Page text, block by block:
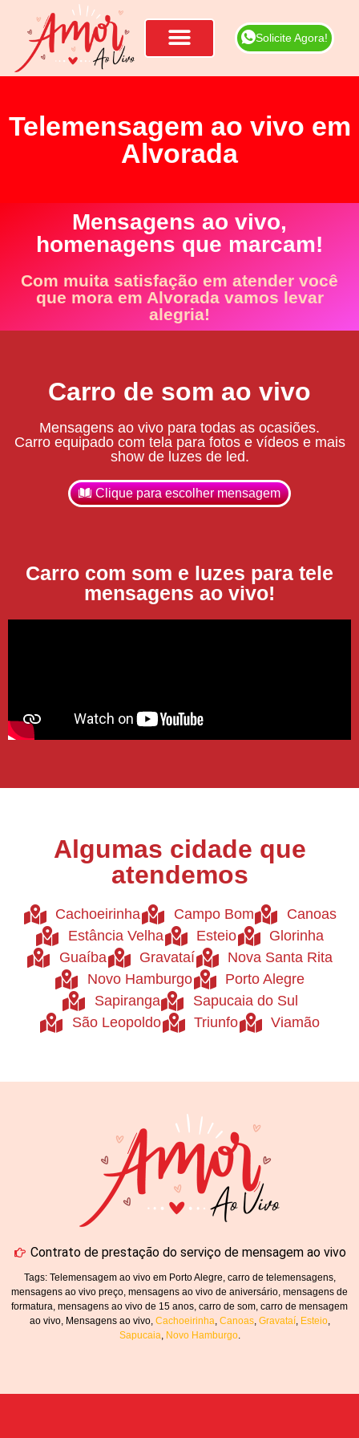
Solicite Agora!
Telemensagem ao vivo em
Alvorada
Mensagens ao vivo,
homenagens que marcam!
Com muita satisfação em atender você
que mora em Alvorada vamos levar
alegria!
Carro de som ao vivo
Mensagens ao vivo para todas as ocasiões.
Carro equipado com tela para fotos e vídeos e mais
show de luzes de led.
Clique para escolher mensagem
Carro com som e luzes para tele
mensagens ao vivo!
Algumas cidade que
atendemos
Cachoeirinha Campo Bom
Canoas
Estância Velha
Esteio
Glorinha
Guaíba
Gravataí
Nova Santa Rita
Novo Hamburgo
Porto Alegre
Sapiranga
Sapucaia do Sul
São Leopoldo
Triunfo Viamão
Contrato de prestação do serviço de mensagem ao vivo
Tags: Telemensagem ao vivo em Porto Alegre, carro de telemensagens,
mensagens ao vivo preço, mensagens ao vivo de aniversário, mensagens de
formatura, mensagens ao vivo de 15 anos, carro de som, carro de mensagem
ao vivo, Mensagens ao vivo, Cachoeirinha Canoas, Gravataí, Esteio,
Sapucaia Novo Hamburgo.